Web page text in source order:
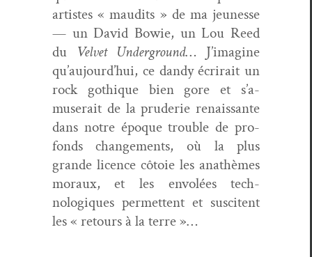
artistes « mau­dits » de ma jeunesse
— un David Bowie, un Lou Reed
du Vel­vet Under­ground… J’imag­ine
qu’au­jour­d’hui, ce dandy écrirait un
rock goth­ique bien gore et s’a­
muserait de la prud­erie renais­sante
dans notre époque trou­ble de pro­
fonds change­ments, où la plus
grande licence côtoie les anathèmes
moraux, et les envolées tech­
nologiques per­me­t­tent et sus­ci­tent
les « retours à la terre »…